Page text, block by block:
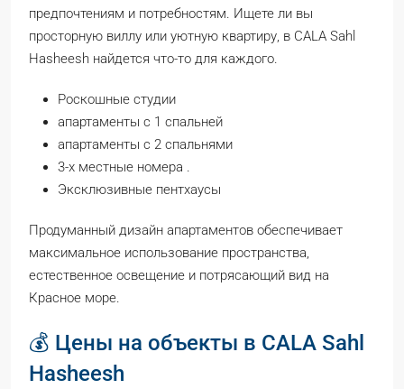
предпочтениям и потребностям. Ищете ли вы
просторную виллу или уютную квартиру, в CALA Sahl
Hasheesh найдется что-то для каждого.
Роскошные студии
апартаменты с 1 спальней
апартаменты с 2 спальнями
3-х местные номера .
Эксклюзивные пентхаусы
Продуманный дизайн апартаментов обеспечивает
максимальное использование пространства,
естественное освещение и потрясающий вид на
Красное море.
💰 Цены на объекты в CALA Sahl
Hasheesh